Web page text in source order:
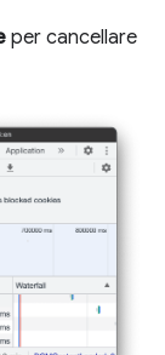
per cancellare